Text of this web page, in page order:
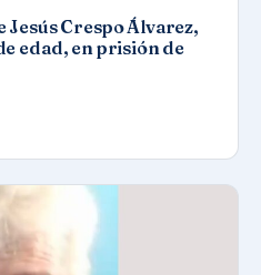
Jesús Crespo Álvarez,
edad, en prisión de